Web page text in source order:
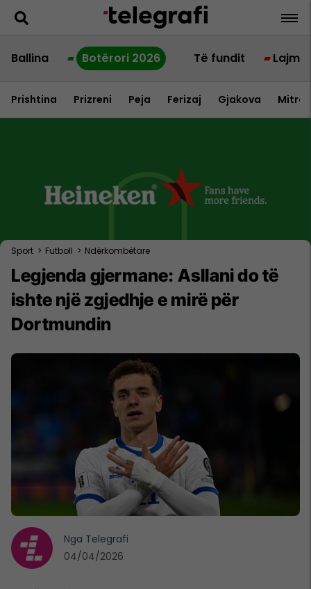
Ballina Botërori 2026 Të fundit Lajme
Prishtina Prizreni Peja Ferizaj Gjakova
Sport > Futboll > Ndërkombëtare
Legjenda gjermane: Asllani do të
ishte një zgjedhje e mirë për
Dortmundin
Nga Telegrafi
04/04/2026